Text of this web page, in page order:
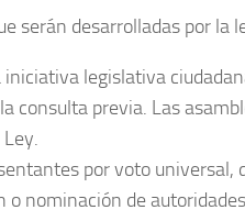
serán desarrolladas por la
legislativa
consulta previa. Las
por voto universal,
o nominación de